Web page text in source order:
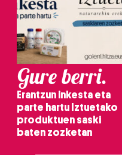
Gure berri.
Erantzun inkesta eta
parte hartu Iztuetako
produktuen saski
baten zozketan